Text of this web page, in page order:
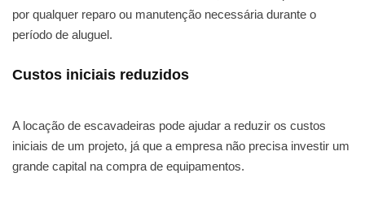
por qualquer reparo ou manutenção necessária durante o
período de aluguel.
Custos iniciais reduzidos
A locação de escavadeiras pode ajudar a reduzir os custos
iniciais de um projeto, já que a empresa não precisa investir um
grande capital na compra de equipamentos.